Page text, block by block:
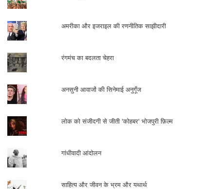
अमरीका और इजराइल की रणनीतिक साझीदारी
रंगमंच का बदलता चेहरा
अनसुनी आवाजों की सिनेमाई अनुगूँज
लोक को संजीदगी से जीती 'कोहबर' भोजपुरी फ़िल्म
गांधीवादी आंदोलन
साहित्य और जीवन के भ्रम और यथार्थ